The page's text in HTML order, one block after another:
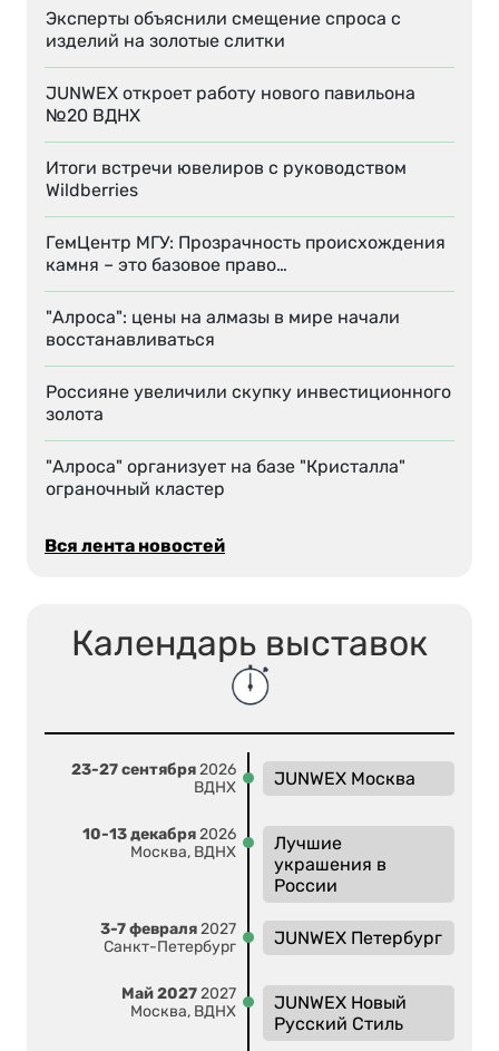
Эксперты объяснили смещение спроса с
изделий на золотые слитки
JUNWEX откроет работу нового павильона
№20 ВДНХ
Итоги встречи ювелиров с руководством
Wildberries
ГемЦентр МГУ: Прозрачность происхождения
камня – это базовое право…
"Алроса": цены на алмазы в мире начали
восстанавливаться
Россияне увеличили скупку инвестиционного
золота
"Алроса" организует на базе "Кристалла"
ограночный кластер
Вся лента новостей
Календарь выставок
23-27 сентября2026
ВДНХ
JUNWEX Москва
10-13 декабря2026
Москва, ВДНХ
Лучшие
украшения в
России
3-7 февраля2027
Санкт-Петербург
JUNWEX Петербург
Май 20272027
Москва, ВДНХ
JUNWEX Новый
Русский Стиль